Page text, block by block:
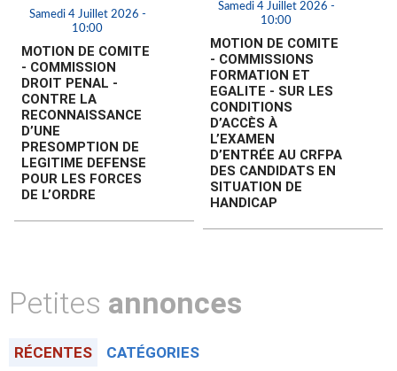
Samedi 4 Juillet 2026 -
10:00
MOTION DE COMITE
- COMMISSION
DROIT PENAL -
CONTRE LA
RECONNAISSANCE
D’UNE
PRESOMPTION DE
LEGITIME DEFENSE
POUR LES FORCES
DE L’ORDRE
Samedi 4 Juillet 2026 -
10:00
MOTION DE COMITE
- COMMISSIONS
FORMATION ET
EGALITE - SUR LES
CONDITIONS
D’ACCÈS À
L’EXAMEN
D’ENTRÉE AU CRFPA
DES CANDIDATS EN
SITUATION DE
HANDICAP
Petites annonces
RÉCENTES CATÉGORIES